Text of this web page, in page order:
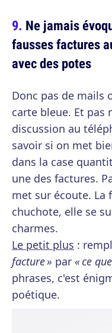
Ne jamais
fausses factures
avec des potes
Donc pas de mails
carte bleue. Et pas
discussion au
savoir si on met
dans la case
une des factures.
met sur écoute. La
chuchote, elle se
charmes.
Le petit plus :
facture » par « ce
phrases, c'est
poétique.